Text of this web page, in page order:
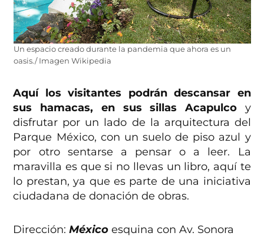
Un espacio creado durante la pandemia que ahora es un
oasis./ Imagen Wikipedia
Aquí los visitantes podrán descansar en
sus hamacas, en sus sillas Acapulcoy
disfrutar por un lado de la arquitectura del
Parque México, con un suelo de piso azul y
por otro sentarse a pensar o a leer. La
maravilla es que si no llevas un libro, aquí te
lo prestan, ya que es parte de una iniciativa
ciudadana de donación de obras.
Dirección:México esquina con Av. Sonora